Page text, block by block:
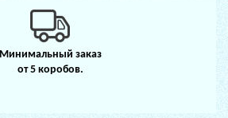
Минимальный заказ
от 5 коробов.